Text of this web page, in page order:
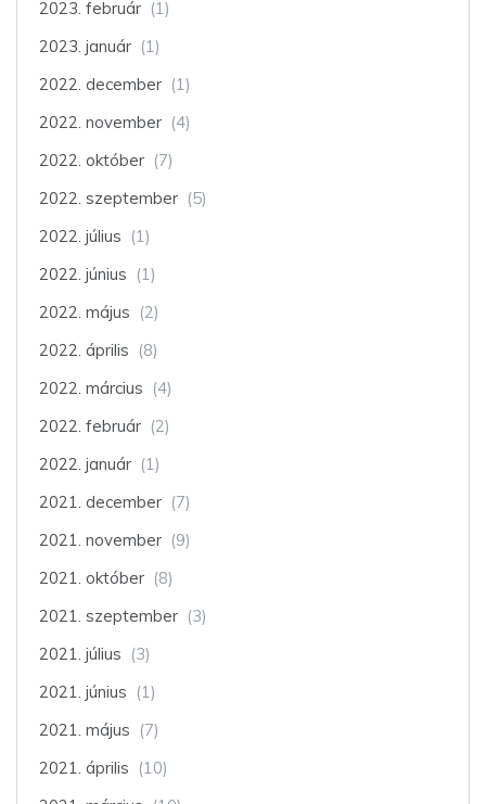
2023. február (1)
2023. január (1)
2022. december (1)
2022. november (4)
2022. október (7)
2022. szeptember (5)
2022. július (1)
2022. június (1)
2022. május (2)
2022. április (8)
2022. március (4)
2022. február (2)
2022. január (1)
2021. december (7)
2021. november (9)
2021. október (8)
2021. szeptember (3)
2021. július (3)
2021. június (1)
2021. május (7)
2021. április (10)